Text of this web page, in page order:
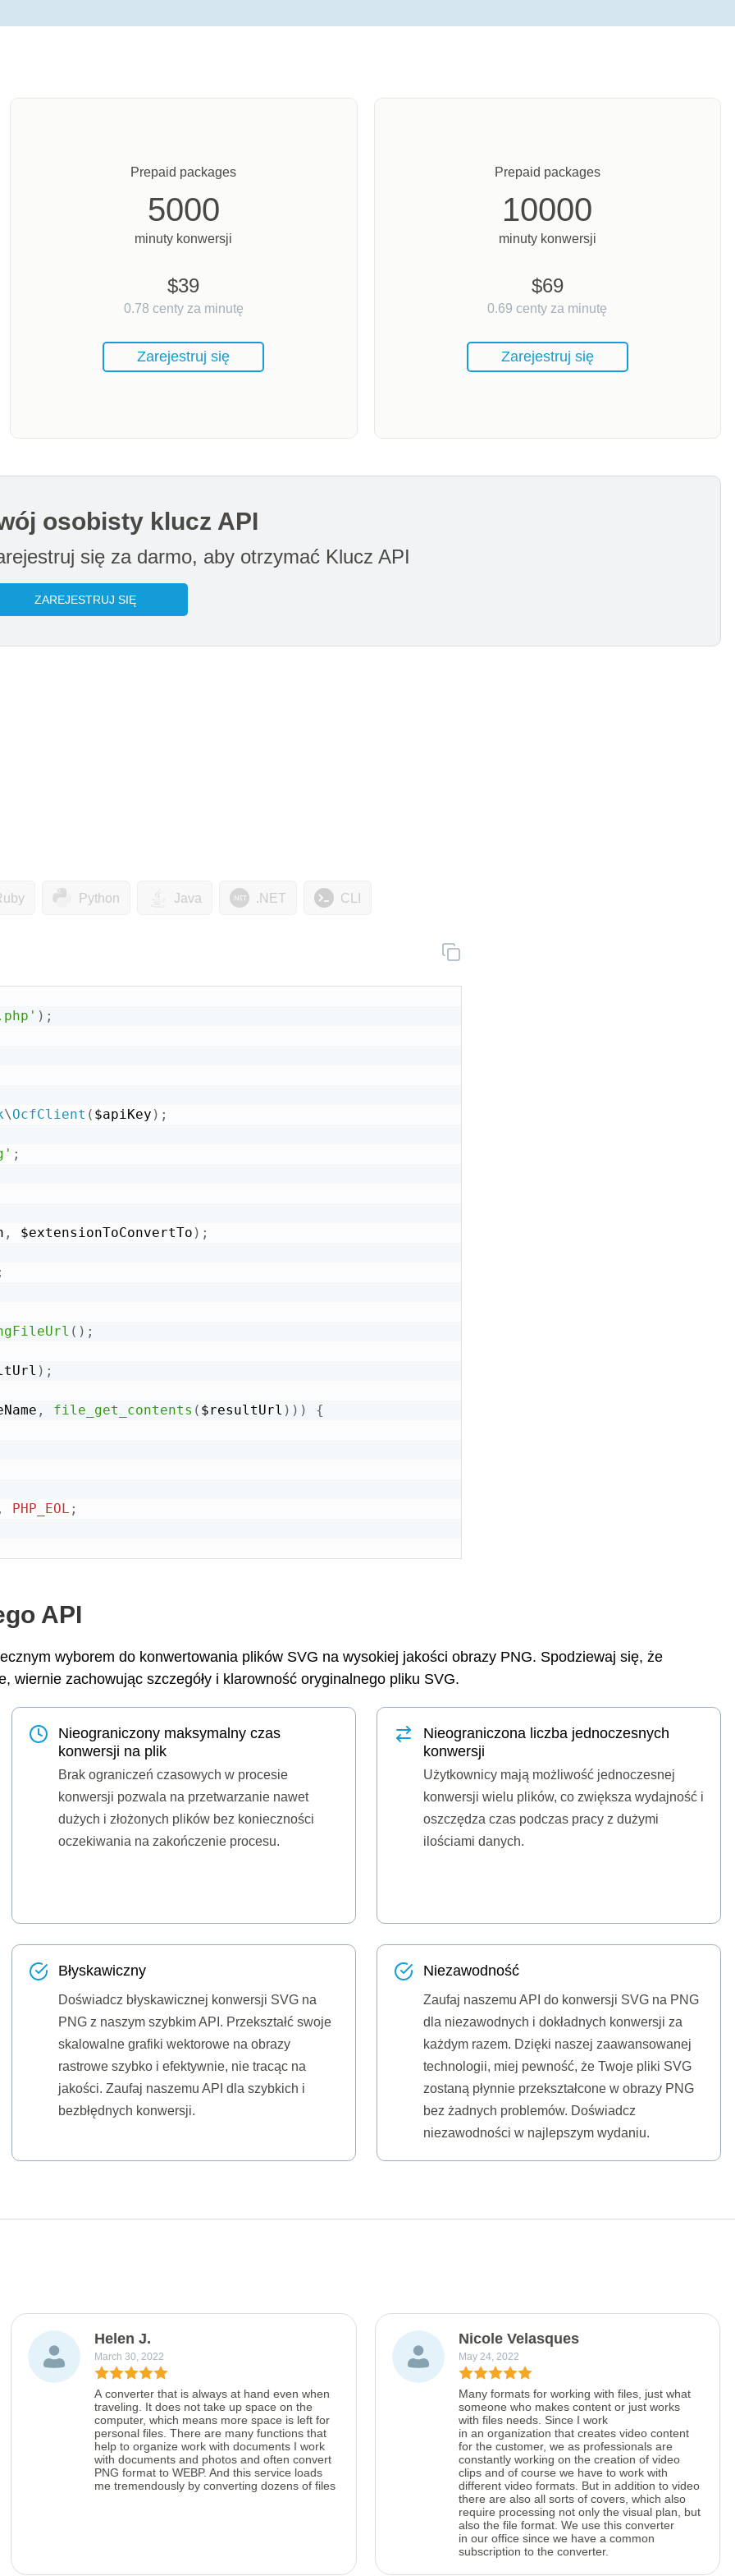
Prepaid packages
5000
minuty konwersji
$39
0.78 centy za minutę
Zarejestruj się
Prepaid packages
10000
minuty konwersji
$69
0.69 centy za minutę
Zarejestruj się
osobisty klucz API
się za darmo, aby otrzymać Klucz API
ZAREJESTRUJ SIĘ
Python Java .NET CLI
) ;
\OcfClient ( $apiKey ) ;
;
, $extensionToConvertTo ) ;
( ) ;
) ;
, file_get_contents ( $resultUrl ) ) ) {
PHP_EOL ;
API
wyborem do konwertowania plików SVG na wysokiej jakości obrazy PNG. Spodziewaj się, że
wiernie zachowując szczegóły i klarowność oryginalnego pliku SVG.
Nieograniczony maksymalny czas
konwersji na plik
Brak ograniczeń czasowych w procesie
konwersji pozwala na przetwarzanie nawet
dużych i złożonych plików bez konieczności
oczekiwania na zakończenie procesu.
Nieograniczona liczba jednoczesnych
konwersji
Użytkownicy mają możliwość jednoczesnej
konwersji wielu plików, co zwiększa wydajność i
oszczędza czas podczas pracy z dużymi
ilościami danych.
Błyskawiczny
Doświadcz błyskawicznej konwersji SVG na
PNG z naszym szybkim API. Przekształć swoje
skalowalne grafiki wektorowe na obrazy
rastrowe szybko i efektywnie, nie tracąc na
jakości. Zaufaj naszemu API dla szybkich i
bezbłędnych konwersji.
Niezawodność
Zaufaj naszemu API do konwersji SVG na PNG
dla niezawodnych i dokładnych konwersji za
każdym razem. Dzięki naszej zaawansowanej
technologii, miej pewność, że Twoje pliki SVG
zostaną płynnie przekształcone w obrazy PNG
bez żadnych problemów. Doświadcz
niezawodności w najlepszym wydaniu.
Helen J.
March 30, 2022
A converter that is always at hand even when
traveling. It does not take up space on the
computer, which means more space is left for
personal files. There are many functions that
help to organize work with documents I work
with documents and photos and often convert
PNG format to WEBP. And this service loads
me tremendously by converting dozens of files
Nicole Velasques
May 24, 2022
Many formats for working with files, just what
someone who makes content or just works
with files needs. Since I work
in an organization that creates video content
for the customer, we as professionals are
constantly working on the creation of video
clips and of course we have to work with
different video formats. But in addition to video
there are also all sorts of covers, which also
require processing not only the visual plan, but
also the file format. We use this converter
in our office since we have a common
subscription to the converter.